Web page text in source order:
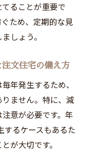
ることが重要で
ため、定期的な見
しょう。
文住宅の備え方
年発生するため、
ません。特に、減
意が必要です。年
するケースもあるた
が大切です。